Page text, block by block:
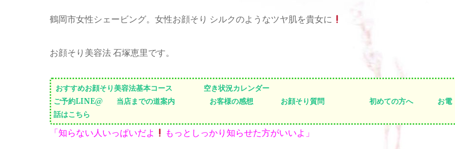
鶴岡市女性シェービング。女性お顔そり シルクのようなツヤ肌を貴女に
お顔そり美容法 石塚恵里です。
おすすめお顔そり美容法基本コース
空き状況カレンダー
ご予約LINE@
当店までの道案内 お客様の感想 お顔そり質問 初めての方へ
お電
話はこちら
「知らない人いっぱいだよ もっとしっかり知らせた方がいいよ」